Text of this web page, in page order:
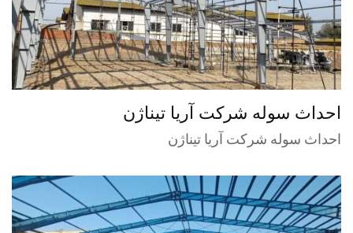
احداث سوله شرکت آریا تیناژن
احداث سوله شرکت آریا تیناژن